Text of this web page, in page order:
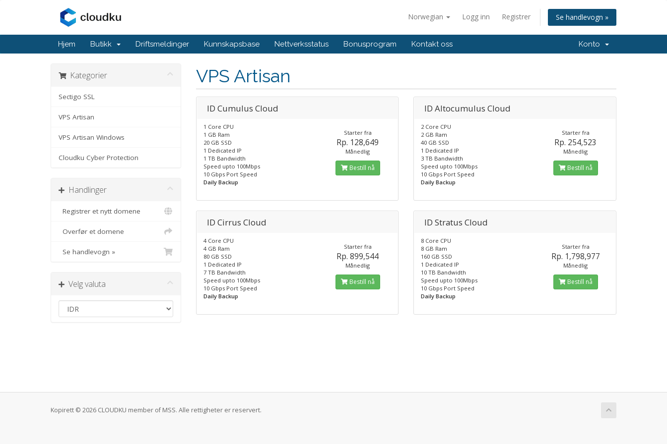
Norwegian Logg inn Registrer Se handlevogn »
Hjem Butikk Driftsmeldinger Kunnskapsbase Nettverksstatus Bonusprogram Kontakt oss Konto
Kategorier
Sectigo SSL
VPS Artisan
VPS Artisan Windows
Cloudku Cyber Protection
Handlinger
Registrer et nytt domene
Overfør et domene
Se handlevogn »
Velg valuta
VPS Artisan
ID Cumulus Cloud
1 Core CPU
1 GB Ram
20 GB SSD
1 Dedicated IP
1 TB Bandwidth
Speed upto 100Mbps
10 Gbps Port Speed
Daily Backup
Starter fra
Rp. 128,649
Månedlig
Bestill nå
ID Altocumulus Cloud
2 Core CPU
2 GB Ram
40 GB SSD
1 Dedicated IP
3 TB Bandwidth
Speed upto 100Mbps
10 Gbps Port Speed
Daily Backup
Starter fra
Rp. 254,523
Månedlig
Bestill nå
ID Cirrus Cloud
4 Core CPU
4 GB Ram
80 GB SSD
1 Dedicated IP
7 TB Bandwidth
Speed upto 100Mbps
10 Gbps Port Speed
Daily Backup
Starter fra
Rp. 899,544
Månedlig
Bestill nå
ID Stratus Cloud
8 Core CPU
8 GB Ram
160 GB SSD
1 Dedicated IP
10 TB Bandwidth
Speed upto 100Mbps
10 Gbps Port Speed
Daily Backup
Starter fra
Rp. 1,798,977
Månedlig
Bestill nå
Kopirett © 2026 CLOUDKU member of MSS. Alle rettigheter er reservert.